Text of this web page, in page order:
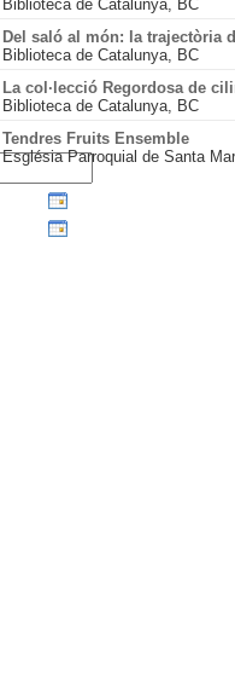
Biblioteca de Catalunya, BC
Del saló al món: la trajectòria
Biblioteca de Catalunya, BC
La col·lecció Regordosa de
Biblioteca de Catalunya, BC
Tendres Fruits Ensemble
Església Parroquial de Santa